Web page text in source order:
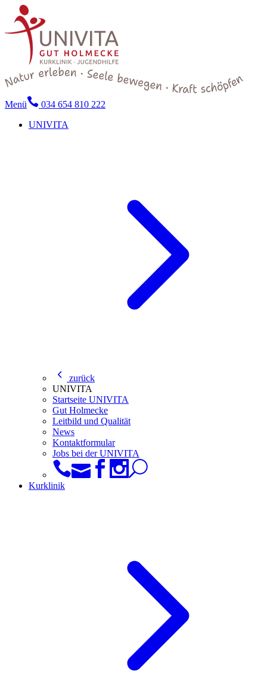
Menü
034 654 810 222
UNIVITA
zurück
UNIVITA
Startseite UNIVITA
Gut Holmecke
Leitbild und Qualität
News
Kontaktformular
Jobs bei der UNIVITA
Kurklinik